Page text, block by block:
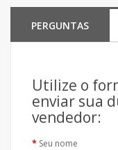
PERGUNTAS
Utilize o
enviar sua
vendedor:
Seu nome